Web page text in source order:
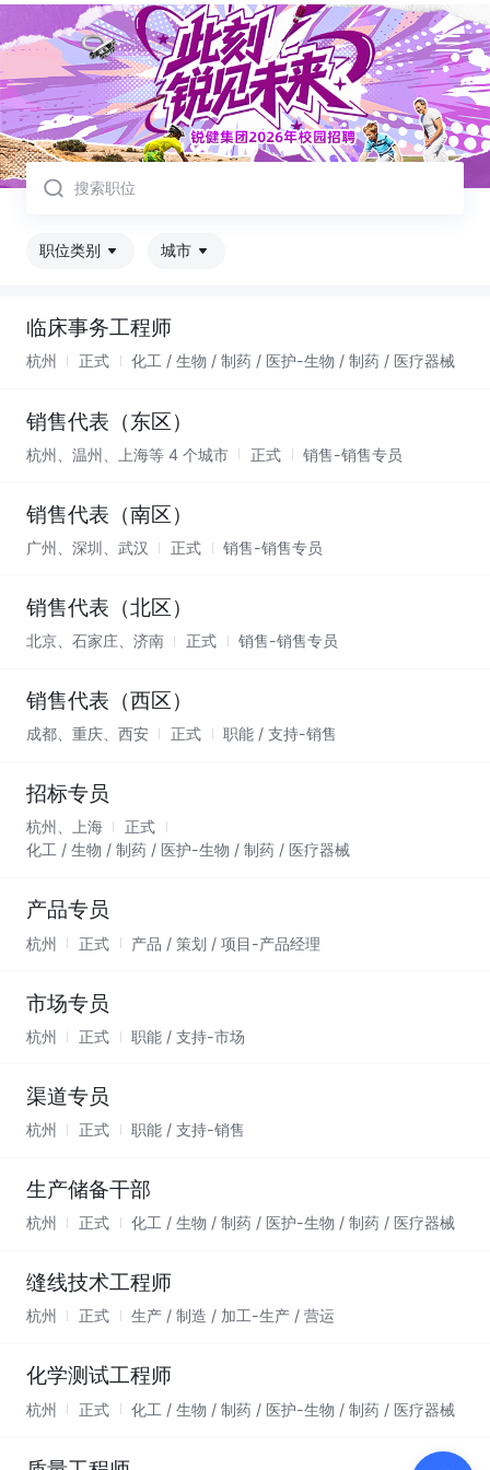
取消
职位类别 城市
临床事务工程师
杭州 正式 化工 / 生物 / 制药 / 医护-生物 / 制药 / 医疗器械
销售代表（东区）
杭州、温州、上海等 4 个城市 正式 销售-销售专员
销售代表（南区）
广州、深圳、武汉 正式 销售-销售专员
销售代表（北区）
北京、石家庄、济南 正式 销售-销售专员
销售代表（西区）
成都、重庆、西安 正式 职能 / 支持-销售
招标专员
杭州、上海
正式
化工 / 生物 / 制药 / 医护-生物 / 制药 / 医疗器械
产品专员
杭州 正式 产品 / 策划 / 项目-产品经理
市场专员
杭州 正式 职能 / 支持-市场
渠道专员
杭州 正式 职能 / 支持-销售
生产储备干部
杭州 正式 化工 / 生物 / 制药 / 医护-生物 / 制药 / 医疗器械
缝线技术工程师
杭州 正式 生产 / 制造 / 加工-生产 / 营运
化学测试工程师
杭州 正式 化工 / 生物 / 制药 / 医护-生物 / 制药 / 医疗器械